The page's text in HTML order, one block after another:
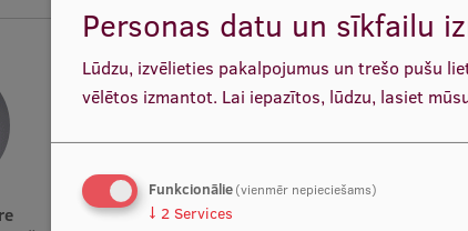
Prof. Dace Zavadska
Personas datu un sīkfailu
Lūdzu, izvēlieties pakalpojumus un trešo pušu
vēlētos izmantot. Lai iepazītos, lūdzu, lasiet
Funkcionālie(vienmēr nepieciešams)
↓ 2 Services